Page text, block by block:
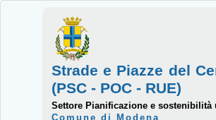
Strade e Piazze del
(PSC - POC - RUE)
Settore Pianificazione e sostenibilità
Comune di Modena